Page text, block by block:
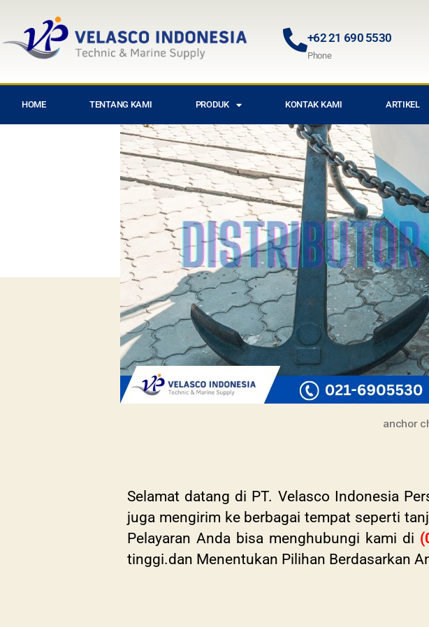
+62 21 690 5530
Phone
HOME TENTANG KAMI PRODUK KONTAK KAMI ARTIKEL
anchor
Selamat datang di PT. Velasco Indonesia
juga mengirim ke berbagai tempat seperti
Pelayaran Anda bisa menghubungi kami di
tinggi.dan Menentukan Pilihan Berdasarkan